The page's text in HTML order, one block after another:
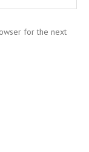
for the next